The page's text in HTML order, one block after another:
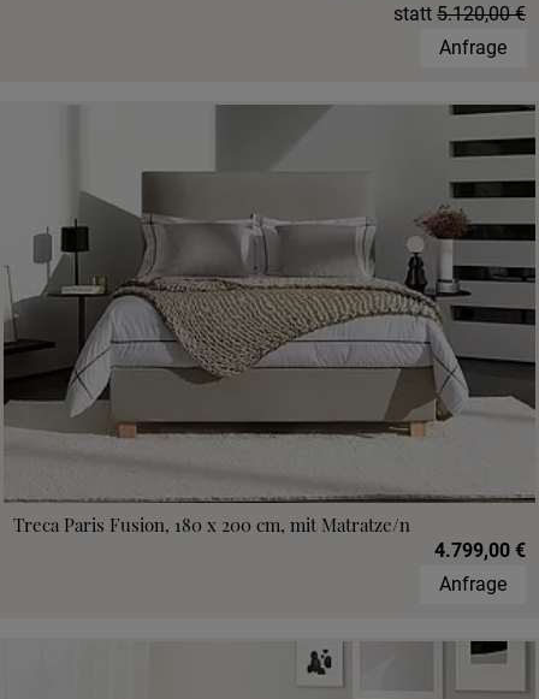
statt 5.120,00 €
Anfrage
Treca Paris Fusion, 180 x 200 cm, mit Matratze/n
4.799,00 €
Anfrage